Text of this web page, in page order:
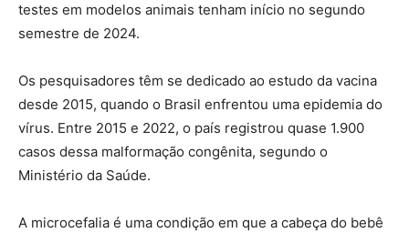
testes em modelos animais tenham início no segundo
semestre de 2024.
Os pesquisadores têm se dedicado ao estudo da vacina
desde 2015, quando o Brasil enfrentou uma epidemia do
vírus. Entre 2015 e 2022, o país registrou quase 1.900
casos dessa malformação congênita, segundo o
Ministério da Saúde.
A microcefalia é uma condição em que a cabeça do bebê